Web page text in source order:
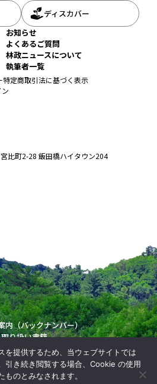
ギのCLTを使用している
バーするビジョンに沿い、 30のア
比町2-28 飯田橋ハイタウン204
ディスカバー
お知らせ
よくあるご質問
林政ニュースについて
執筆者一覧
特定商取引法に基づく表示
内（バックナンバー）
取り扱い書籍
運営会社
Committie. All Rights Reserved.
を提供するため、当ウェブサイトでは
引き続き閲覧する場合、Cookie の使用
ものとみなされます。